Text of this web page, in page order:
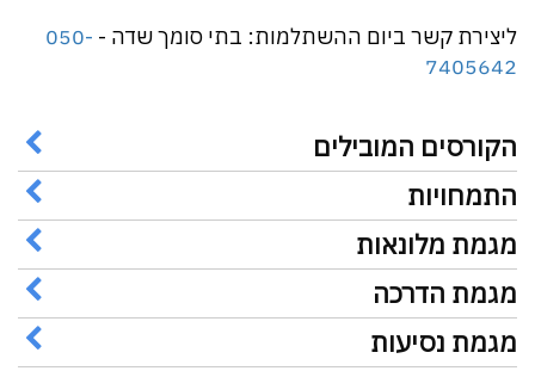
ליצירת קשר ביום ההשתלמות: בתי סומך שדה - 050-
7405642
הקורסים המובילים
התמחויות
מגמת מלונאות
מגמת הדרכה
מגמת נסיעות